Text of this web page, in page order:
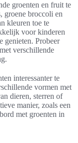
groenten en fruit te
groene broccoli en
kleuren toe te
voor kinderen
genieten. Probeer
verschillende
interessanter te
vormen met
dieren, sterren of
manier, zoals een
met groenten in